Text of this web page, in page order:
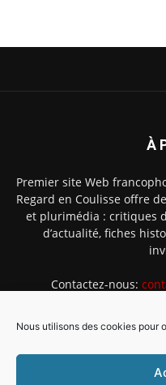
Nous utilisons des cookies pour
À
Premier site Web
Regard en Coulisse offre
et plurimédia : critiques
d’actualité, fiches
Contactez-nous: